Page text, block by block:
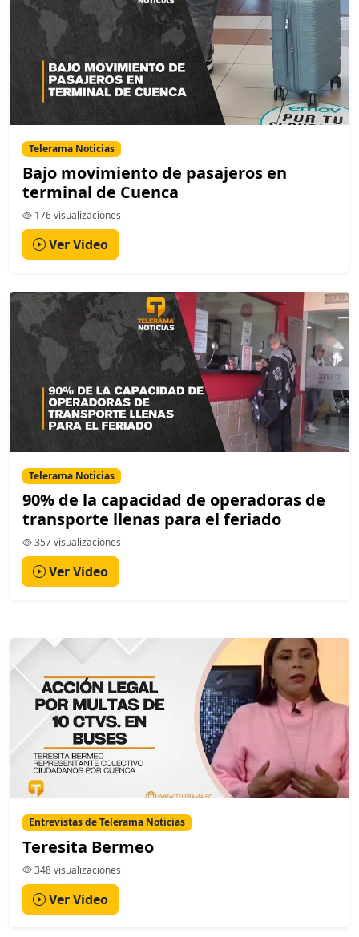
Telerama Noticias
Bajo movimiento de pasajeros en
terminal de Cuenca
176 visualizaciones
Ver Video
Telerama Noticias
90% de la capacidad de operadoras de
transporte llenas para el feriado
357 visualizaciones
Ver Video
Entrevistas de Telerama Noticias
Teresita Bermeo
348 visualizaciones
Ver Video